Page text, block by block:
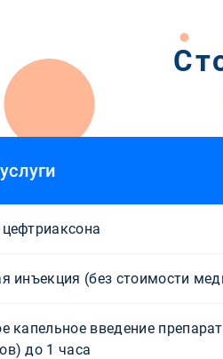
инъекция (без стоимости
капельное введение
до 1 часа